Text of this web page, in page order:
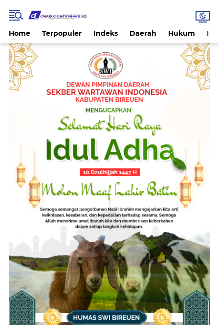
Home Terpopuler Indeks Daerah Hukum